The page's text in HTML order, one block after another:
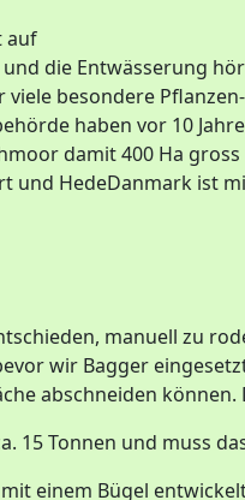
auf
die Entwässerung
besondere
haben vor 10
damit 400 Ha gross
und HedeDanmark ist
manuell zu
wir Bagger
abschneiden
15 Tonnen und muss
einem Bügel